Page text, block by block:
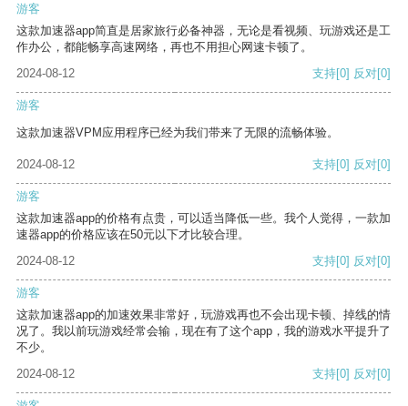
游客
这款加速器app简直是居家旅行必备神器，无论是看视频、玩游戏还是工
作办公，都能畅享高速网络，再也不用担心网速卡顿了。
2024-08-12
支持[0] 反对[0]
游客
这款加速器VPM应用程序已经为我们带来了无限的流畅体验。
2024-08-12 支持[0] 反对[0]
游客
这款加速器app的价格有点贵，可以适当降低一些。我个人觉得，一款加
速器app的价格应该在50元以下才比较合理。
2024-08-12
支持[0] 反对[0]
游客
这款加速器app的加速效果非常好，玩游戏再也不会出现卡顿、掉线的情
况了。我以前玩游戏经常会输，现在有了这个app，我的游戏水平提升了
不少。
2024-08-12
支持[0] 反对[0]